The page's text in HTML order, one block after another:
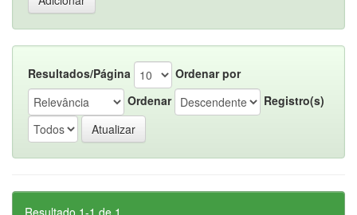
Resultados/Página
Ordenar por
Ordenar
Registro(s)
Resultado 1-1 de 1.